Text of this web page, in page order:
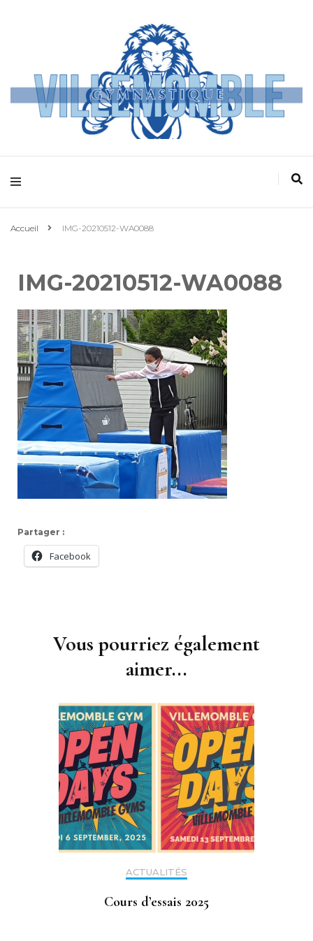
Villemomble
Gymnastique
Accueil IMG-20210512-WA0088
IMG-20210512-WA0088
Partager :
Facebook
Vous pourriez également
aimer...
ACTUALITÉS
Cours d’essais 2025